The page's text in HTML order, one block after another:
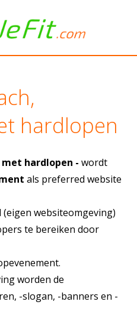
hardlopen
met hardlopen - wordt
als preferred website
websiteomgeving)
te bereiken door
worden de
-slogan, -banners en -